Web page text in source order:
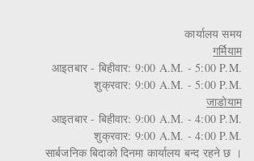
कार्यालय समय
गर्मियाम
आइतबार - बिहीवार: 9:00 A.M. - 5:00 P.M.
शुक्रवार: 9:00 A.M. - 5:00 P.M.
जाडोयाम
आइतबार - बिहीवार: 9:00 A.M. - 4:00 P.M.
शुक्रवार: 9:00 A.M. - 4:00 P.M.
सार्बजनिक बिदाको दिनमा कार्यालय बन्द रहने छ ।